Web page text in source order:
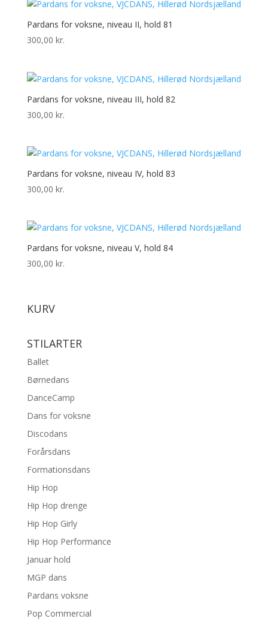
Pardans for voksne, niveau II, hold 81
300,00 kr.
Pardans for voksne, niveau III, hold 82
300,00 kr.
Pardans for voksne, niveau IV, hold 83
300,00 kr.
Pardans for voksne, niveau V, hold 84
300,00 kr.
KURV
STILARTER
Ballet
Børnedans
DanceCamp
Dans for voksne
Discodans
Forårsdans
Formationsdans
Hip Hop
Hip Hop drenge
Hip Hop Girly
Hip Hop Performance
Januar hold
MGP dans
Pardans voksne
Pop Commercial